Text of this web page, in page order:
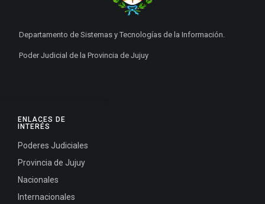
ENLACES DE
INTERÉS
Poderes Judiciales
Provincia de Jujuy
Nacionales
Internacionales
Departamento de Sistemas y Tecnologías de la Información.
Poder Judicial de la Provincia de Jujuy